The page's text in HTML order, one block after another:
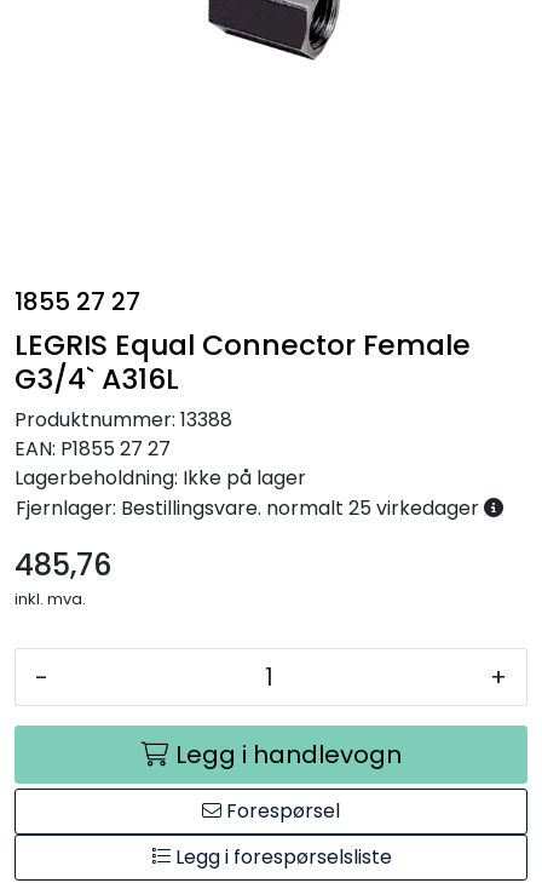
1855 27 27
LEGRIS Equal Connector Female
G3/4` A316L
Produktnummer: 13388
EAN: P1855 27 27
Lagerbeholdning: Ikke på lager
Fjernlager: Bestillingsvare. normalt 25 virkedager
485,76
inkl. mva.
- +
Legg i handlevogn
Forespørsel
Legg i forespørselsliste